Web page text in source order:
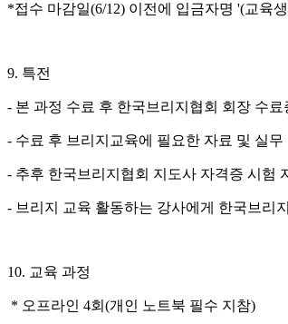
*접수 마감일(6/12) 이전에 입금자명 '(교육
9. 특전
- 본 과정 수료 후 한국브리지협회 회장 수료
- 수료 후 브리지교육에 필요한 자료 및 실무
- 추후 한국브리지협회 지도사 자격증 시험
- 브리지 교육 활동하는 강사에게 한국브리
10. 교육 과정
* 오프라인 4회(개인 노트북 필수 지참)